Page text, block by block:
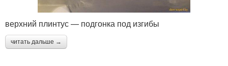
верхний плинтус — подгонка под изгибы
читать дальше →